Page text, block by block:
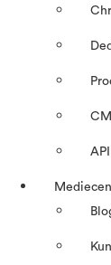
API